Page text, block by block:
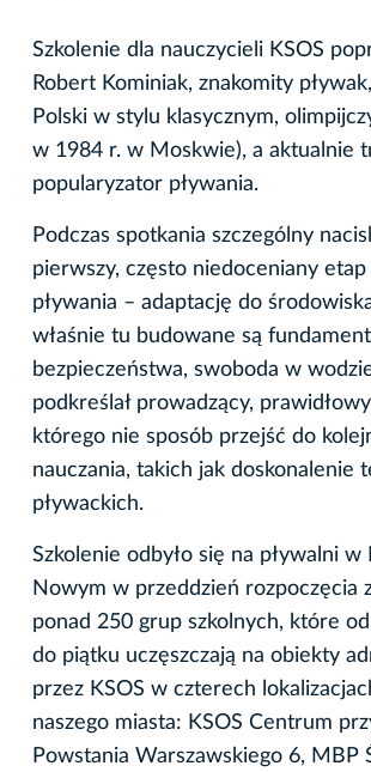
Szkolenie dla nauczycieli KSOS
Robert Kominiak, znakomity
Polski w stylu klasycznym,
w 1984 r. w Moskwie), a aktualnie
popularyzator pływania.
Podczas spotkania szczególny
pierwszy, często niedoceniany etap
pływania – adaptację do
właśnie tu budowane są
bezpieczeństwa, swoboda w
podkreślał prowadzący,
którego nie sposób przejść do
nauczania, takich jak doskonalenie
pływackich.
Szkolenie odbyło się na pływalni
Nowym w przeddzień rozpoczęcia
ponad 250 grup szkolnych, które
do piątku uczęszczają na obiekty
przez KSOS w czterech
naszego miasta: KSOS Centrum
Powstania Warszawskiego 6, MBP